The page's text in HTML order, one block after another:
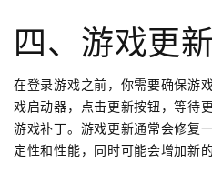
四、游戏更新
在登录游戏之前，你需要确保游
戏启动器，点击更新按钮，等待
游戏补丁。游戏更新通常会修复
定性和性能，同时可能会增加新